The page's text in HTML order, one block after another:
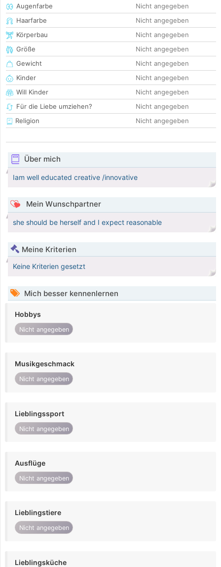
Augenfarbe
Nicht angegeben
Haarfarbe
Nicht angegeben
Körperbau
Nicht angegeben
Größe
Nicht angegeben
Gewicht
Nicht angegeben
Kinder
Nicht angegeben
Will Kinder
Nicht angegeben
Für die Liebe umziehen?
Nicht angegeben
Religion
Nicht angegeben
Über mich
Iam well educated creative /innovative
Mein Wunschpartner
she should be herself and I expect reasonable
Meine Kriterien
Keine Kriterien gesetzt
Mich besser kennenlernen
Hobbys
Nicht angegeben
Musikgeschmack
Nicht angegeben
Lieblingssport
Nicht angegeben
Ausflüge
Nicht angegeben
Lieblingstiere
Nicht angegeben
Lieblingsküche